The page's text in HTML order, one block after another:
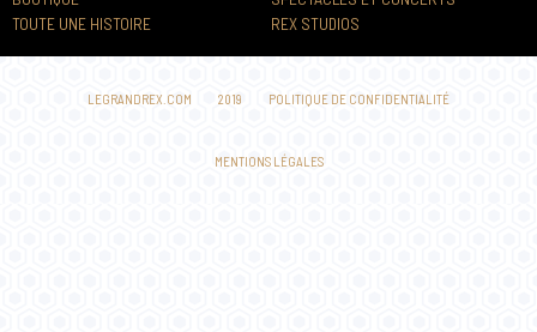
TOUTE UNE HISTOIRE
REX STUDIOS
LEGRANDREX.COM 2019 POLITIQUE DE CONFIDENTIALITÉ
MENTIONS LÉGALES